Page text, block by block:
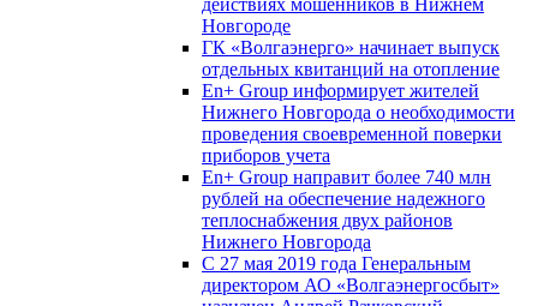
действиях мошенников в Нижнем
Новгороде
ГК «Волгаэнерго» начинает выпуск
отдельных квитанций на отопление
En+ Group информирует жителей
Нижнего Новгорода о необходимости
проведения своевременной поверки
приборов учета
En+ Group направит более 740 млн
рублей на обеспечение надежного
теплоснабжения двух районов
Нижнего Новгорода
С 27 мая 2019 года Генеральным
директором АО «Волгаэнергосбыт»